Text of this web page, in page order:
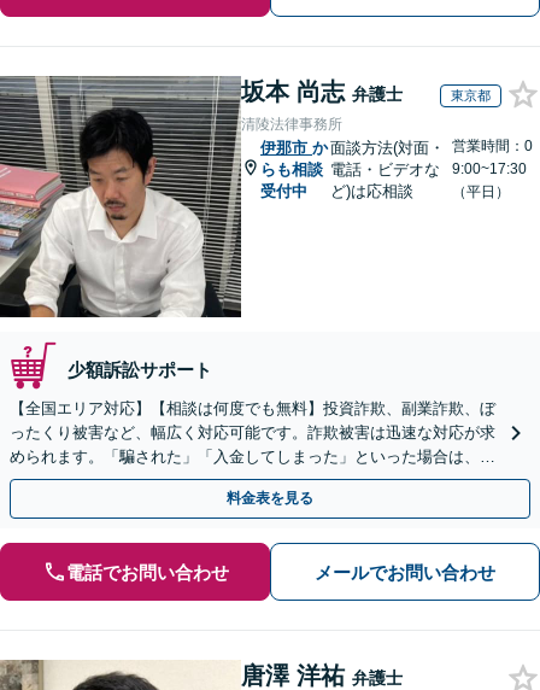
坂本 尚志 弁護士 東京都
清陵法律事務所
伊那市 か
らも相談
受付中
面談方法(対面・
電話・ビデオな
ど)は応相談
営業時間：0
9:00~17:30
（平日）
少額訴訟サポート
【全国エリア対応】【相談は何度でも無料】投資詐欺、副業詐欺、ぼ
ったくり被害など、幅広く対応可能です。詐欺被害は迅速な対応が求
められます。「騙された」「入金してしまった」といった場合は、お
早めにご相談ください。【電話・メール・WEB相談可】
料金表を見る
電話でお問い合わせ メールでお問い合わせ
唐澤 洋祐 弁護士